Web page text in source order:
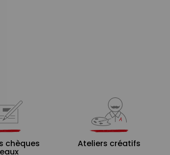
chèques Ateliers créatifs